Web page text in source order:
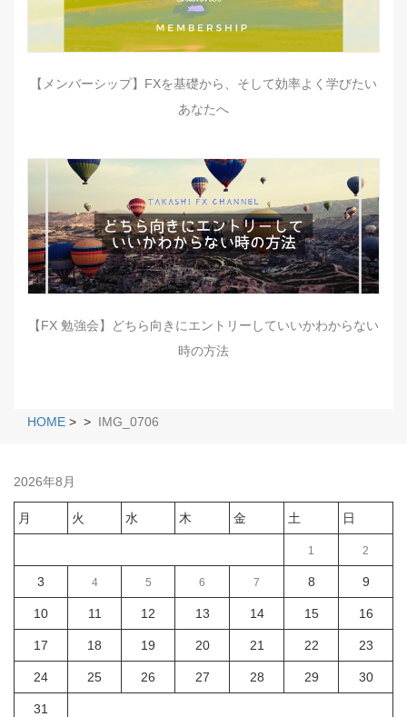
【メンバーシップ】FXを基礎から、そして効率よく学びたい
あなたへ
【FX 勉強会】どちら向きにエントリーしていいかわからない
時の方法
HOME > > IMG_0706
2026年8月
月 火 水 木 金 土 日
1 2
3 4 5 6 7 8 9
10 11 12 13 14 15 16
17 18 19 20 21 22 23
24 25 26 27 28 29 30
31